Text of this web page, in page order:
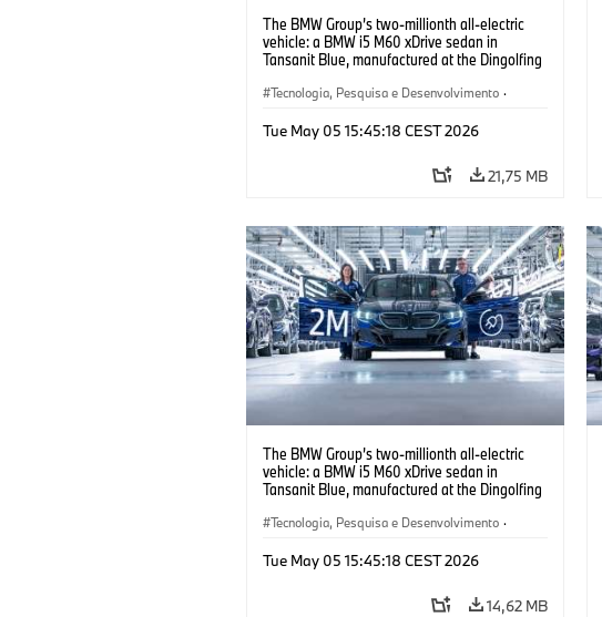
The BMW Group’s two-millionth all-electric
vehicle: a BMW i5 M60 xDrive sedan in
Tansanit Blue, manufactured at the Dingolfing
Tecnologia, Pesquisa e Desenvolvimento ·
Tue May 05 15:45:18 CEST 2026
21,75 MB
The BMW Group’s two-millionth all-electric
vehicle: a BMW i5 M60 xDrive sedan in
Tansanit Blue, manufactured at the Dingolfing
Tecnologia, Pesquisa e Desenvolvimento ·
Tue May 05 15:45:18 CEST 2026
14,62 MB